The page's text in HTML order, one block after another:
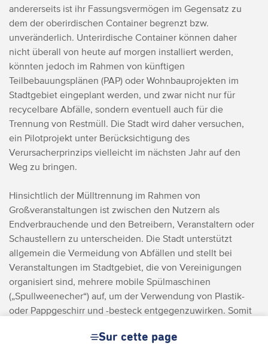
Sur cette page
andererseits ist ihr Fassungsvermögen im Gegensatz zu
dem der oberirdischen Container begrenzt bzw.
unveränderlich. Unterirdische Container können daher
nicht überall von heute auf morgen installiert werden,
könnten jedoch im Rahmen von künftigen
Teilbebauungsplänen (PAP) oder Wohnbauprojekten im
Stadtgebiet eingeplant werden, und zwar nicht nur für
recycelbare Abfälle, sondern eventuell auch für die
Trennung von Restmüll. Die Stadt wird daher versuchen,
ein Pilotprojekt unter Berücksichtigung des
Verursacherprinzips vielleicht im nächsten Jahr auf den
Weg zu bringen.
Hinsichtlich der Mülltrennung im Rahmen von
Großveranstaltungen ist zwischen den Nutzern als
Endverbrauchende und den Betreibern, Veranstaltern oder
Schaustellern zu unterscheiden. Die Stadt unterstützt
allgemein die Vermeidung von Abfällen und stellt bei
Veranstaltungen im Stadtgebiet, die von Vereinigungen
organisiert sind, mehrere mobile Spülmaschinen
(„Spullweenecher“) auf, um der Verwendung von Plastik-
oder Pappgeschirr und -besteck entgegenzuwirken. Somit
„Spullweenecher“ und der Bereitstellung von Besteck und